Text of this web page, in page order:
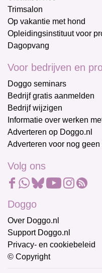
Trimsalon
Op vakantie met hond
Opleidingsinstituut voor
Dagopvang
Voor bedrijven en
Doggo seminars
Bedrijf gratis aanmelden
Bedrijf wijzigen
Informatie over werken
Adverteren op Doggo.nl
Adverteren voor nog geen
Volg ons
Doggo
Over Doggo.nl
Support Doggo.nl
Privacy- en cookiebeleid
© Copyright